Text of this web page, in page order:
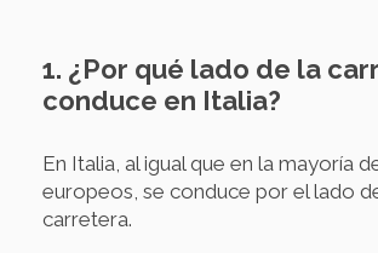
1. ¿Por qué lado de la
conduce en Italia?
En Italia, al igual que en la mayoría
europeos, se conduce por el lado
carretera.